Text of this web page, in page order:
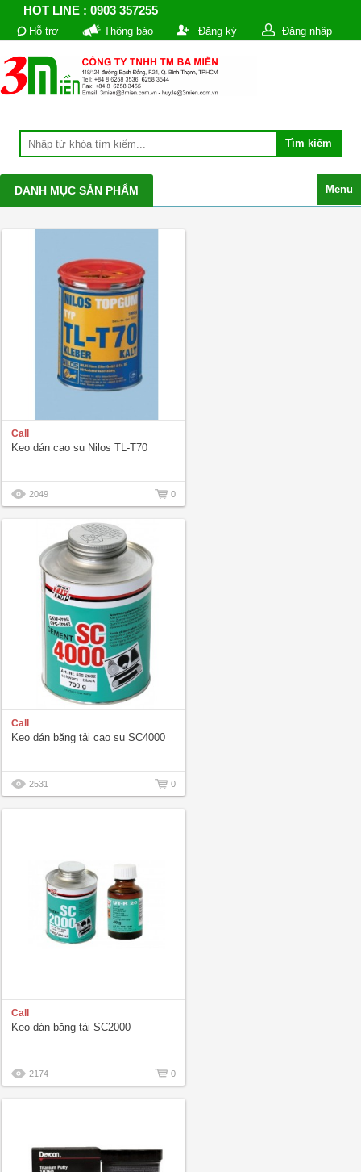
HOT LINE : 0903 357255
Hỗ trợ Thông báo Đăng ký Đăng nhập
Menu
DANH MỤC SẢN PHẨM
Call
Keo dán cao su Nilos TL-T70
2049 0
Call
Keo dán băng tải cao su SC4000
2531 0
Call
Keo dán băng tải SC2000
2174 0